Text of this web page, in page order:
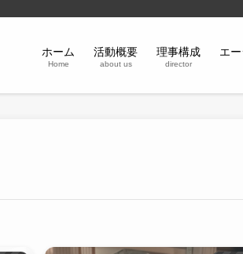
ホーム
Home
活動概要
about us
理事構成
director
エ